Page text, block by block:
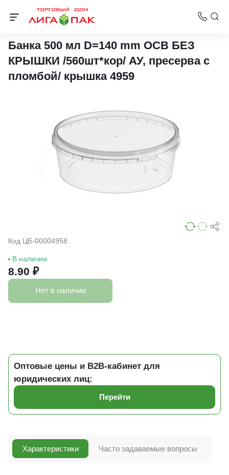
Банки пластиковые
Банка 500 мл D=140 mm ОСВ БЕЗ
КРЫШКИ /560шт*кор/ АУ, пресерва с
пломбой/ крышка 4959
Код ЦБ-00004958
В наличии
8.90 ₽
Нет в наличии
Оптовые цены и B2B-кабинет для
юридических лиц:
Перейти
Характеристики Часто задаваемые вопросы